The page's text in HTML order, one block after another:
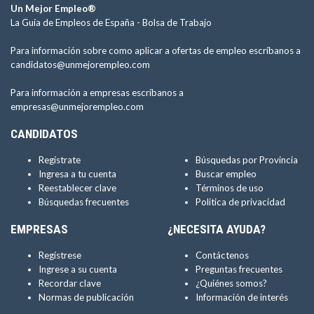
Un Mejor Empleo®
La Guía de Empleos de España - Bolsa de Trabajo
Para información sobre como aplicar a ofertas de empleo escríbanos a
candidatos@unmejorempleo.com
Para información a empresas escríbanos a
empresas@unmejorempleo.com
CANDIDATOS
Regístrate
Ingresa a tu cuenta
Reestablecer clave
Búsquedas frecuentes
Búsquedas por Provincia
Buscar empleo
Términos de uso
Política de privacidad
EMPRESAS
Regístrese
Ingrese a su cuenta
Recordar clave
Normas de publicación
¿NECESITA AYUDA?
Contáctenos
Preguntas frecuentes
¿Quiénes somos?
Información de interés